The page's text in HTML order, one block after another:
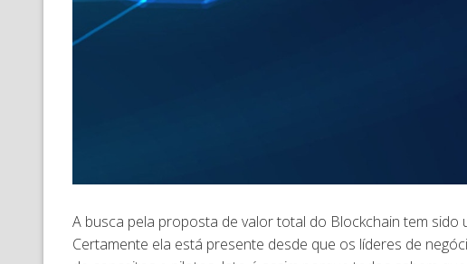
A busca pela proposta de valor total do Blockchain tem
Certamente ela está presente desde que os líderes de